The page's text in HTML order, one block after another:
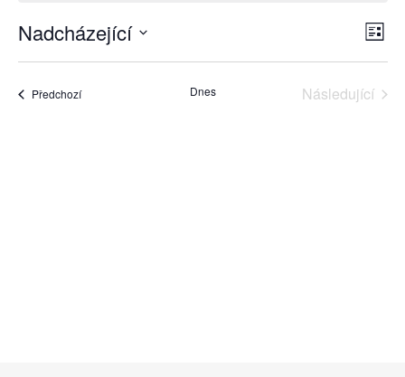
Nadcházející
PředchozíAkce Dnes
Následující